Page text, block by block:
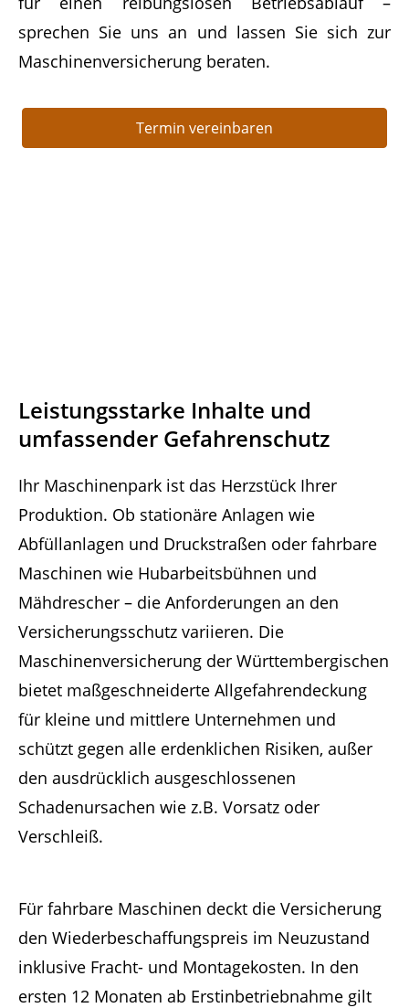
sprechen Sie uns an und lassen Sie sich zur
Maschinenversicherung beraten.
Termin vereinbaren
Leistungsstarke Inhalte und
umfassender Gefahrenschutz
Ihr Maschinenpark ist das Herzstück Ihrer
Produktion. Ob stationäre Anlagen wie
Abfüllanlagen und Druckstraßen oder fahrbare
Maschinen wie Hubarbeitsbühnen und
Mähdrescher – die Anforderungen an den
Versicherungsschutz variieren. Die
Maschinenversicherung der Württembergischen
bietet maßgeschneiderte Allgefahrendeckung
für kleine und mittlere Unternehmen und
schützt gegen alle erdenklichen Risiken, außer
den ausdrücklich ausgeschlossenen
Schadenursachen wie z.B. Vorsatz oder
Verschleiß.
Für fahrbare Maschinen deckt die Versicherung
den Wiederbeschaffungspreis im Neuzustand
inklusive Fracht- und Montagekosten. In den
ersten 12 Monaten ab Erstinbetriebnahme gilt